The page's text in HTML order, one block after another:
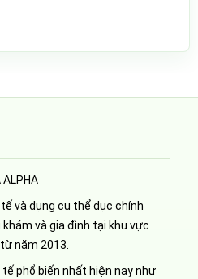
ALPHA
và dụng cụ thể dục chính
và gia đình tại khu vực
năm 2013.
phổ biến nhất hiện nay như